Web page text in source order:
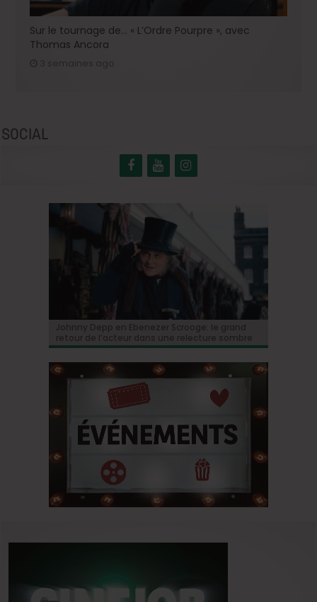
Sur le tournage de… « L’Ordre Pourpre », avec
Thomas Ancora
SOCIAL
BRIFF Express: Tom Adjibi et Adéola Hawna,
« Ceci n’est pas un film français ».
Johnny Depp en Ebenezer Scrooge: le grand
retour de l’acteur dans une relecture sombre
du classique de Dickens !
BRIFF 2026: la Compétition belge!
« Coyote vs. Acme », le film maudit de
Hollywood a enfin une date de sortie !
Capsule #147: « Notre Salut » d’Emmanuel
Marre